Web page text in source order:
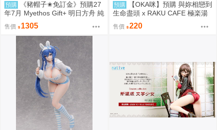
預購
《豬帽子✬免訂金》預購27
年7月 Myethos Gift+ 明日方舟 純
燼艾雅法拉 後來的故事Ver 1/8 1
011
售價 1305
預購
【OKA咪】預購 與妳相戀到
生命盡頭 x RAKU CAFE 極楽湯
極樂湯
售價 220